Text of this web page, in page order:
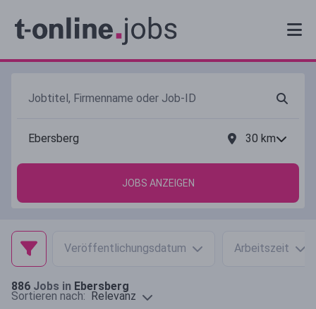
30 km
JOBS ANZEIGEN
Veröffentlichungsdatum Arbeitszeit
886 Jobs in Ebersberg
Sortieren nach: Relevanz